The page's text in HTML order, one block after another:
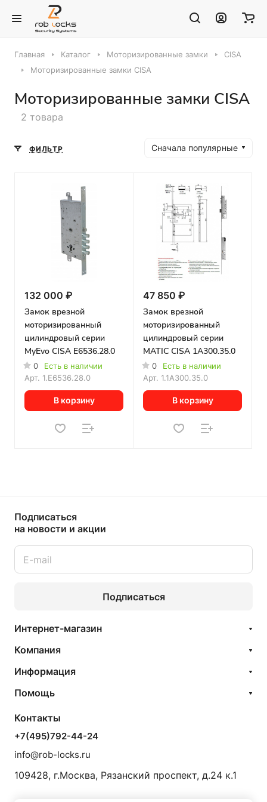
Главная Каталог Моторизированные замки
CISA
Моторизированные замки CISA
Моторизированные замки CISA
2 товара
ФИЛЬТР Сначала популярные
132 000 ₽
Замок врезной
моторизированный
цилиндровый серии
MyEvo CISA E6536.28.0
0
Есть в наличии
Арт. 1.E6536.28.0
В корзину
47 850 ₽
Замок врезной
моторизированный
цилиндровый серии
MATIC CISA 1A300.35.0
0
Есть в наличии
Арт. 1.1A300.35.0
В корзину
Подписаться
на новости и акции
Подписаться
Интернет-магазин
Компания
Информация
Помощь
Контакты
+7(495)792-44-24
info@rob-locks.ru
109428, г.Москва, Рязанский проспект, д.24 к.1